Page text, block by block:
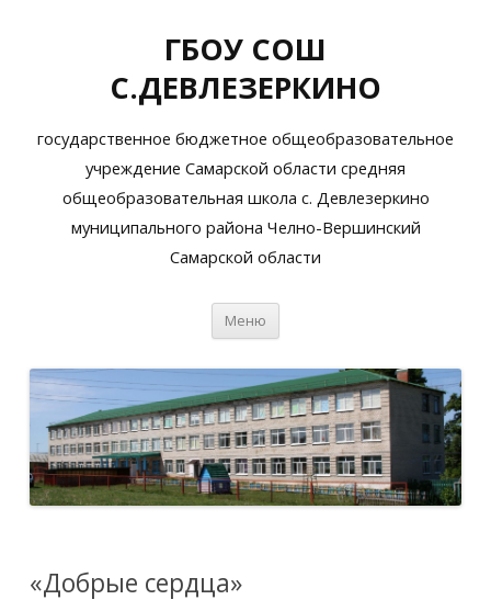
ГБОУ СОШ
С.ДЕВЛЕЗЕРКИНО
государственное бюджетное общеобразовательное
учреждение Самарской области средняя
общеобразовательная школа с. Девлезеркино
муниципального района Челно-Вершинский
Самарской области
Меню
«Добрые сердца»